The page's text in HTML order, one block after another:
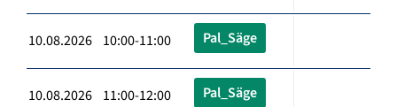
10.08.2026 10:00-11:00 Pal_Säge
10.08.2026 11:00-12:00 Pal_Säge